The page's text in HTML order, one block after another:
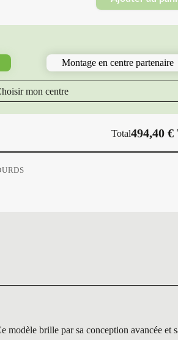
Montage en centre partenaire
mon centre
Total494,40 €
brille par sa conception avancée et